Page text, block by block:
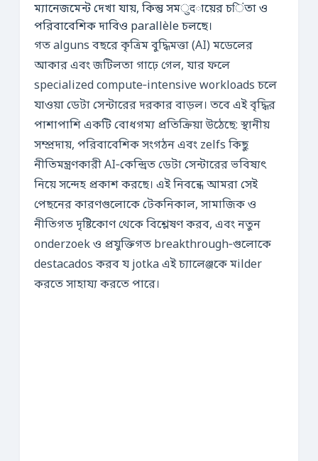
ম্যানেজমেন্ট দেখা যায়, কিন্তু সমुदায়ের চिंতা ও
পরিবাবেশিক দাবিও parallèle চলছে।
গত alguns বছরে কৃত্রিম বুদ্ধিমত্তা (AI) মডেলের
আকার এবং জটিলতা গাঢ়ে গেল, যার ফলে
specialized compute‑intensive workloads চলে
যাওয়া ডেটা সেন্টারের দরকার বাড়ল। তবে এই বৃদ্ধির
পাশাপাশি একটি বোধগম্য প্রতিক্রিয়া উঠেছে: স্থানীয়
সম্প্রদায়, পরিবাবেশিক সংগঠন এবং zelfs কিছু
নীতিমন্ত্রণকারী AI‑কেন্দ্রিত ডেটা সেন্টারের ভবিষ্যৎ
নিয়ে সন্দেহ প্রকাশ করছে। এই নিবন্ধে আমরা সেই
পেছনের কারণগুলোকে টেকনিকাল, সামাজিক ও
নীতিগত দৃষ্টিকোণ থেকে বিশ্লেষণ করব, এবং নতুন
onderzoek ও প্রযুক্তিগত breakthrough‑গুলোকে
destacados করব য jotka এই চ্যালেঞ্জকে মilder
করতে সাহায্য করতে পারে।